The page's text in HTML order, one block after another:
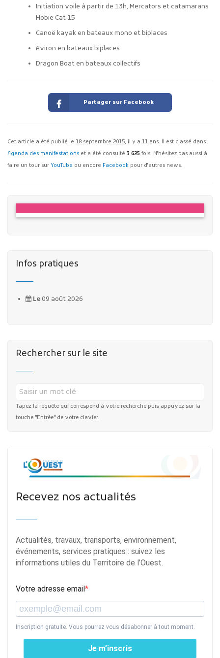
Initiation voile à partir de 13h, Mercators et catamarans
Hobie Cat 15
Canoë kayak en bateaux mono et biplaces
Aviron en bateaux biplaces
Dragon Boat en bateaux collectifs
Partager sur Facebook
Cet article a été publié le 18 septembre 2015, il y a 11 ans. Il est classé dans :
Agenda des manifestations et a été consulté 3 625 fois. N'hésitez pas aussi à
faire un tour sur YouTube ou encore Facebook pour d'autres news.
Infos pratiques
Le09 août 2026
Rechercher sur le site
Tapez la requête qui correspond à votre recherche puis appuyez sur la
touche "Entrée" de votre clavier.
Recevez nos actualités
Actualités, travaux, transports, environnement,
événements, services pratiques : suivez les
informations utiles du Territoire de l’Ouest.
Votre adresse email
Inscription gratuite. Vous pourrez vous désabonner à tout moment.
Je m’inscris